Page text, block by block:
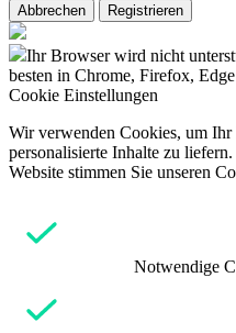
Abbrechen Registrieren
Ihr Browser wird nicht
besten in Chrome, Firefox,
Cookie Einstellungen
Wir verwenden Cookies, um
personalisierte Inhalte zu
Website stimmen Sie unseren
Notwendige